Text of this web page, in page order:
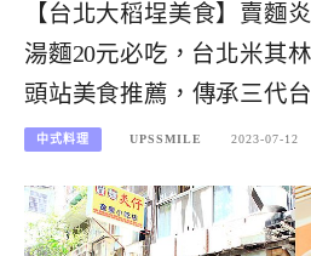
【台北大稻埕美食】賣麵
湯麵20元必吃，台北米其
頭站美食推薦，傳承三代
中式料理 UPSSMILE 2023-07-12